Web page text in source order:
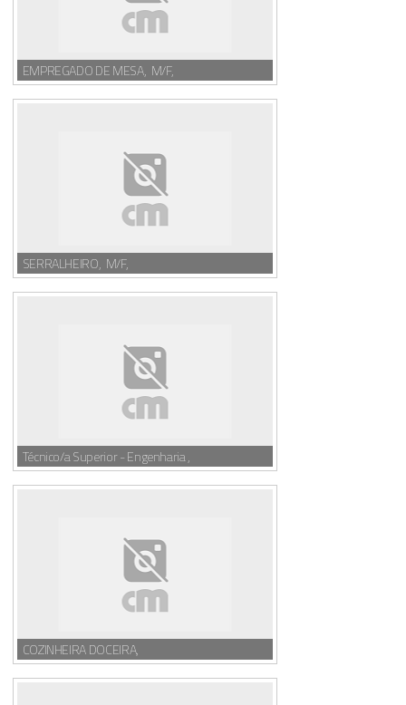
EMPREGADO DE MESA, M/F,
SERRALHEIRO, M/F,
Técnico/a Superior - Engenharia ,
COZINHEIRA DOCEIRA,